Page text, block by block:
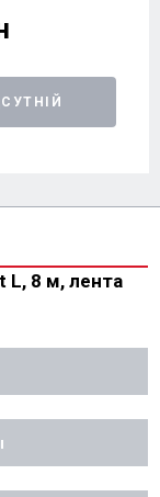
L, 8 м, лента